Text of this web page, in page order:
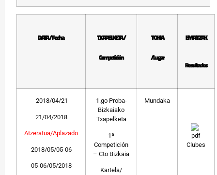
DATA / Fecha TXAPELKETA /
Competición
TOKIA
/Lugar
EMAITZAK
Resultados
2018/04/21
21/04/2018
Atzeratua/Aplazado
2018/05/05-06
05-06/05/2018
1.go Proba-
Bizkaiako
Txapelketa
1ª
Competición
– Cto Bizkaia
Kartela/
Mundaka
Clubes